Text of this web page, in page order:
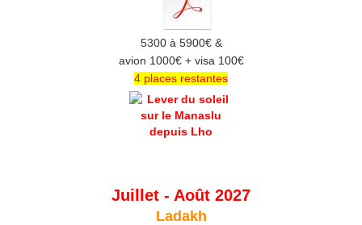
5300 à 5900€ &
avion 1000€ + visa 100€
4 places restantes
Juillet - Août 2027
Ladakh